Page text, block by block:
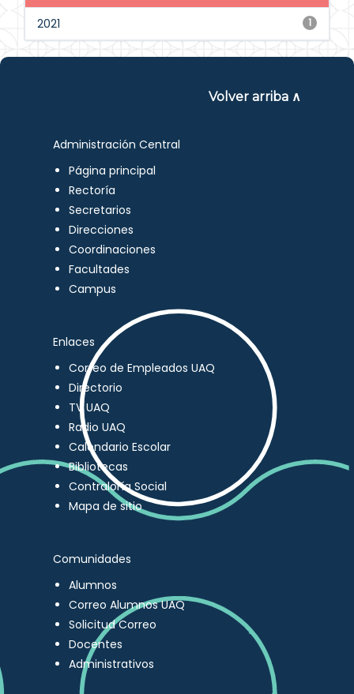
1
2021
Volver arriba ∧
Administración Central
Página principal
Rectoría
Secretarios
Direcciones
Coordinaciones
Facultades
Campus
Enlaces
Correo de Empleados UAQ
Directorio
TV UAQ
Radio UAQ
Calendario Escolar
Bibliotecas
Contraloría Social
Mapa de sitio
Comunidades
Alumnos
Correo Alumnos UAQ
Solicitud Correo
Docentes
Administrativos